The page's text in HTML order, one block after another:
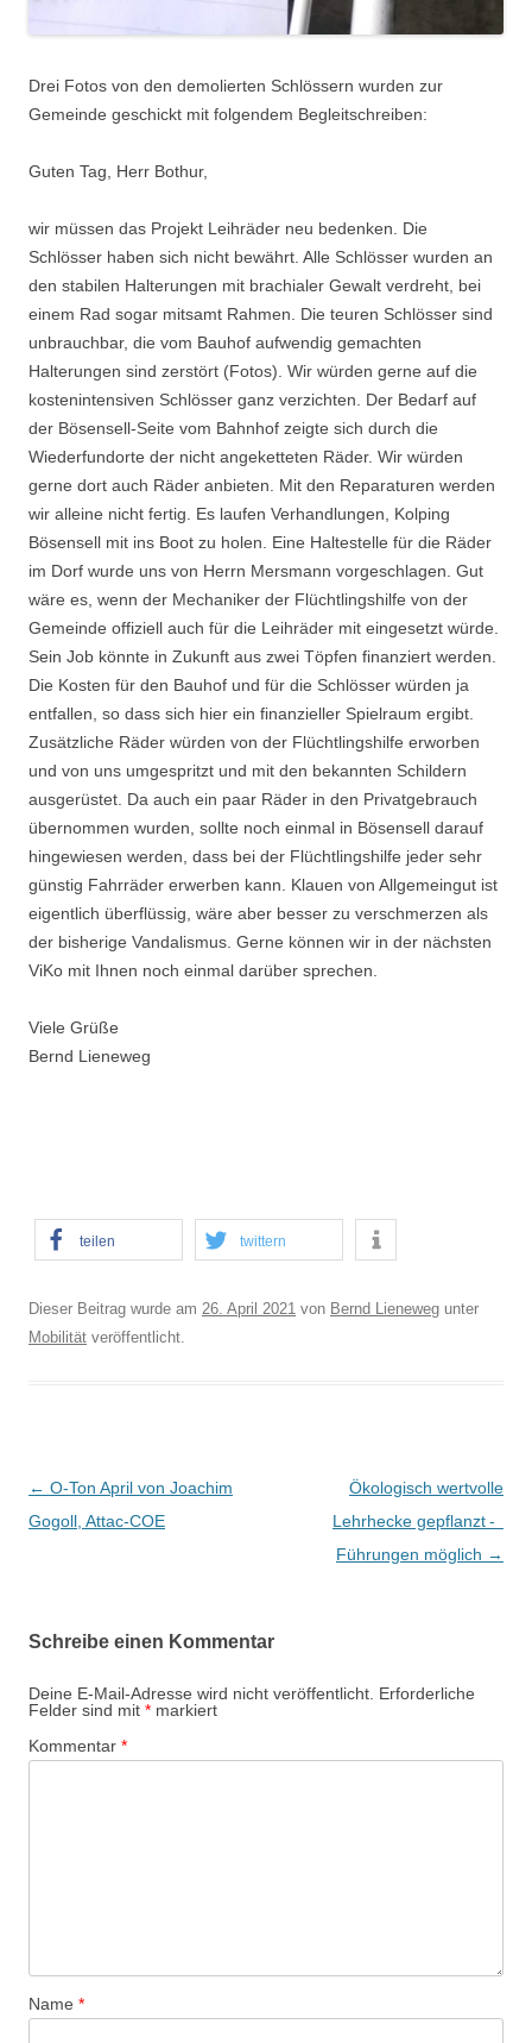
Drei Fotos von den demolierten Schlössern wurden zur
Gemeinde geschickt mit folgendem Begleitschreiben:
Guten Tag, Herr Bothur,
wir müssen das Projekt Leihräder neu bedenken. Die
Schlösser haben sich nicht bewährt. Alle Schlösser wurden an
den stabilen Halterungen mit brachialer Gewalt verdreht, bei
einem Rad sogar mitsamt Rahmen. Die teuren Schlösser sind
unbrauchbar, die vom Bauhof aufwendig gemachten
Halterungen sind zerstört (Fotos). Wir würden gerne auf die
kostenintensiven Schlösser ganz verzichten. Der Bedarf auf
der Bösensell-Seite vom Bahnhof zeigte sich durch die
Wiederfundorte der nicht angeketteten Räder. Wir würden
gerne dort auch Räder anbieten. Mit den Reparaturen werden
wir alleine nicht fertig. Es laufen Verhandlungen, Kolping
Bösensell mit ins Boot zu holen. Eine Haltestelle für die Räder
im Dorf wurde uns von Herrn Mersmann vorgeschlagen. Gut
wäre es, wenn der Mechaniker der Flüchtlingshilfe von der
Gemeinde offiziell auch für die Leihräder mit eingesetzt würde.
Sein Job könnte in Zukunft aus zwei Töpfen finanziert werden.
Die Kosten für den Bauhof und für die Schlösser würden ja
entfallen, so dass sich hier ein finanzieller Spielraum ergibt.
Zusätzliche Räder würden von der Flüchtlingshilfe erworben
und von uns umgespritzt und mit den bekannten Schildern
ausgerüstet. Da auch ein paar Räder in den Privatgebrauch
übernommen wurden, sollte noch einmal in Bösensell darauf
hingewiesen werden, dass bei der Flüchtlingshilfe jeder sehr
günstig Fahrräder erwerben kann. Klauen von Allgemeingut ist
eigentlich überflüssig, wäre aber besser zu verschmerzen als
der bisherige Vandalismus. Gerne können wir in der nächsten
ViKo mit Ihnen noch einmal darüber sprechen.
Viele Grüße
Bernd Lieneweg
teilen twittern
Dieser Beitrag wurde am 26. April 2021 von Bernd Lieneweg unter
Mobilität veröffentlicht.
B
e
a
g
s
-
i
← O-Ton April von Joachim
Gogoll, Attac-COE
Ökologisch wertvolle
Lehrhecke gepflanzt -
Führungen möglich →
Schreibe einen Kommentar
Deine E-Mail-Adresse wird nicht veröffentlicht. Erforderliche
Felder sind mit * markiert
Kommentar *
Name *